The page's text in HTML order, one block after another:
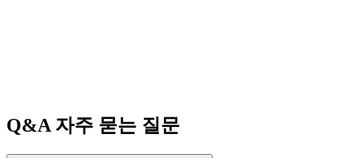
Q&A자주 묻는 질문